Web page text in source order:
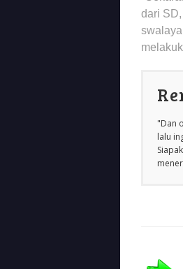
dari
"Dan
lalu